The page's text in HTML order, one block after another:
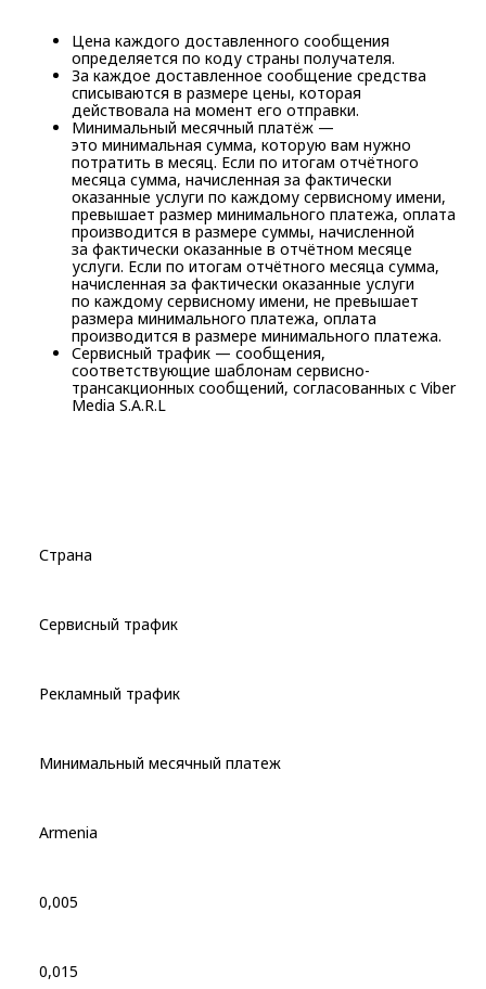
Цена каждого доставленного сообщения
определяется по коду страны получателя.
За каждое доставленное сообщение средства
списываются в размере цены, которая
действовала на момент его отправки.
Минимальный месячный платёж —
это минимальная сумма, которую вам нужно
потратить в месяц. Если по итогам отчётного
месяца сумма, начисленная за фактически
оказанные услуги по каждому сервисному имени,
превышает размер минимального платежа, оплата
производится в размере суммы, начисленной
за фактически оказанные в отчётном месяце
услуги. Если по итогам отчётного месяца сумма,
начисленная за фактически оказанные услуги
по каждому сервисному имени, не превышает
размера минимального платежа, оплата
производится в размере минимального платежа.
Сервисный трафик — сообщения,
соответствующие шаблонам сервисно-
трансакционных сообщений, согласованных с Viber
Media S.A.R.L
Страна
Сервисный трафик
Рекламный трафик
Минимальный месячный платеж
Armenia
0,005
0,015